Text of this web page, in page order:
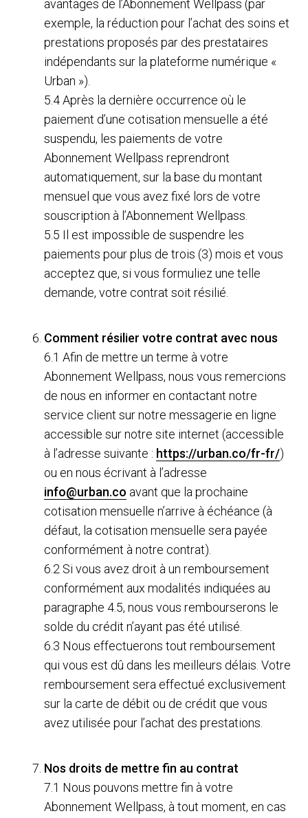
avantages de l’Abonnement Wellpass (par
exemple, la réduction pour l’achat des soins et
prestations proposés par des prestataires
indépendants sur la plateforme numérique «
Urban »).
5.4 Après la dernière occurrence où le
paiement d’une cotisation mensuelle a été
suspendu, les paiements de votre
Abonnement Wellpass reprendront
automatiquement, sur la base du montant
mensuel que vous avez fixé lors de votre
souscription à l’Abonnement Wellpass.
5.5 Il est impossible de suspendre les
paiements pour plus de trois (3) mois et vous
acceptez que, si vous formuliez une telle
demande, votre contrat soit résilié.
Comment résilier votre contrat avec nous
6.1 Afin de mettre un terme à votre
Abonnement Wellpass, nous vous remercions
de nous en informer en contactant notre
service client sur notre messagerie en ligne
accessible sur notre site internet (accessible
à l’adresse suivante : https://urban.co/fr-fr/)
ou en nous écrivant à l’adresse
info@urban.co avant que la prochaine
cotisation mensuelle n’arrive à échéance (à
défaut, la cotisation mensuelle sera payée
conformément à notre contrat).
6.2 Si vous avez droit à un remboursement
conformément aux modalités indiquées au
paragraphe 4.5, nous vous rembourserons le
solde du crédit n’ayant pas été utilisé.
6.3 Nous effectuerons tout remboursement
qui vous est dû dans les meilleurs délais. Votre
remboursement sera effectué exclusivement
sur la carte de débit ou de crédit que vous
avez utilisée pour l’achat des prestations.
Nos droits de mettre fin au contrat
7.1 Nous pouvons mettre fin à votre
Abonnement Wellpass, à tout moment, en cas